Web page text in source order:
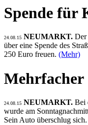
Spende für
24.08.15 NEUMARKT. Der
über eine Spende des
250 Euro freuen. (Mehr)
Mehrfacher
24.08.15 NEUMARKT. Bei
wurde am
Sein Auto überschlug sich.